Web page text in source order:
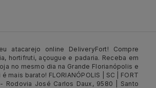
atacarejo online DeliveryFort! Compre
hortifruti, açougue e padaria. Receba em
no mesmo dia na Grande Florianópolis e
mais barato! FLORIANÓPOLIS | SC | FORT
- Rodovia José Carlos Daux, 9580 | Santo